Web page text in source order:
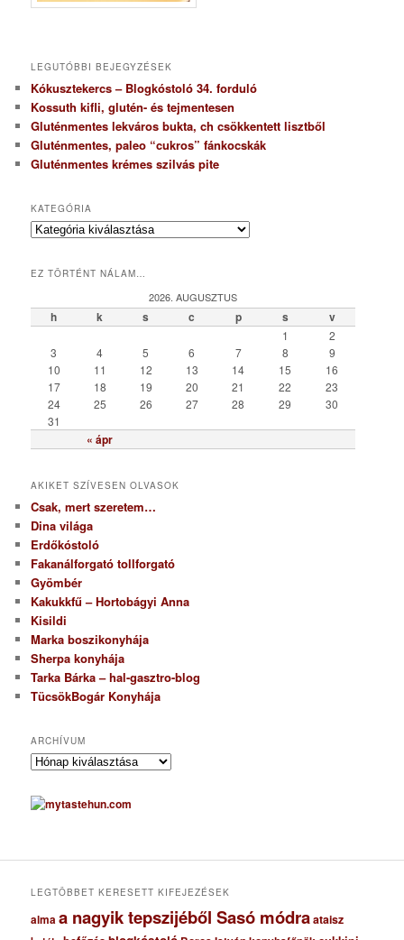
LEGUTÓBBI BEJEGYZÉSEK
Kókusztekercs – Blogkóstoló 34. forduló
Kossuth kifli, glutén- és tejmentesen
Gluténmentes lekváros bukta, ch csökkentett lisztből
Gluténmentes, paleo “cukros” fánkocskák
Gluténmentes krémes szilvás pite
KATEGÓRIA
K
e
r
EZ TÖRTÉNT NÁLAM…
2026. AUGUSZTUS
h k s c p s v
« ápr
1
2
3
4 5 6 7 8
9
10
11 12 13 14 15
16
17
18 19 20 21 22
23
24
25 26 27 28 29
30
31
AKIKET SZÍVESEN OLVASOK
Csak, mert szeretem…
Dina világa
Erdőkóstoló
Fakanálforgató tollforgató
Gyömbér
Kakukkfű – Hortobágyi Anna
Kisildi
Marka boszikonyhája
Sherpa konyhája
Tarka Bárka – hal-gasztro-blog
TücsökBogár Konyhája
ARCHÍVUM
A
c
h
u
LEGTÖBBET KERESETT KIFEJEZÉSEK
almaa nagyik tepszijéből Sasó módraataisz